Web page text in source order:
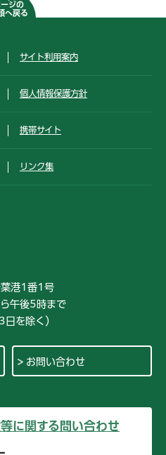
ジの
へ戻る
サイト利用案内
個人情報保護方針
携帯サイト
リンク集
港1番1号
午後5時まで
を除く）
お問い合わせ
に関する問い合わせ